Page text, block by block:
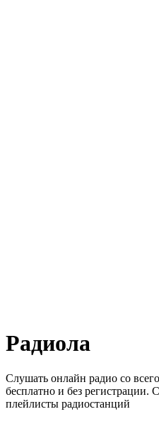
Радиола
Слушать онлайн радио со
бесплатно и без регистрации.
плейлисты радиостанций